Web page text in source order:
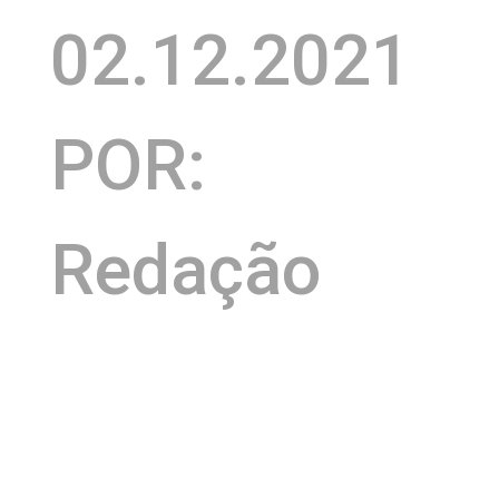
02.12.2021
POR:
Redação